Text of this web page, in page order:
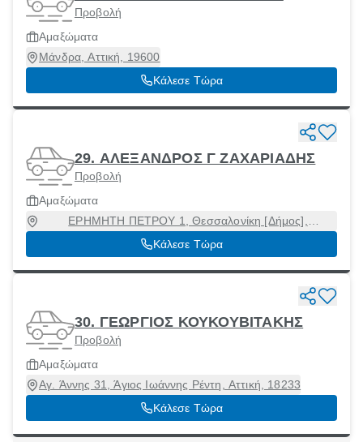
Προβολή
Αμαξώματα
Μάνδρα, Αττική, 19600
Κάλεσε Τώρα
29. ΑΛΕΞΑΝΔΡΟΣ Γ ΖΑΧΑΡΙΑΔΗΣ
Προβολή
Αμαξώματα
ΕΡΗΜΗΤΗ ΠΕΤΡΟΥ 1, Θεσσαλονίκη [Δήμος],
Θεσσαλονίκη, 54627
Κάλεσε Τώρα
30. ΓΕΩΡΓΙΟΣ ΚΟΥΚΟΥΒΙΤΑΚΗΣ
Προβολή
Αμαξώματα
Αγ. Άννης 31, Άγιος Ιωάννης Ρέντη, Αττική, 18233
Κάλεσε Τώρα